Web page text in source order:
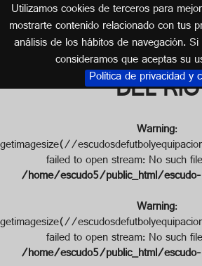
Utilizamos cookies de terceros para
mostrarte contenido relacionado con tus
análisis de los hábitos de navegación.
consideramos que aceptas su
Política de privacidad y
Escudo de
DEL RIO
CÓRDOBA
Warning:
getimagesize(//
failed to open stream: No such
/home/escudo5/public_html/
Warning:
getimagesize(//
failed to open stream: No such
/home/escudo5/public_html/